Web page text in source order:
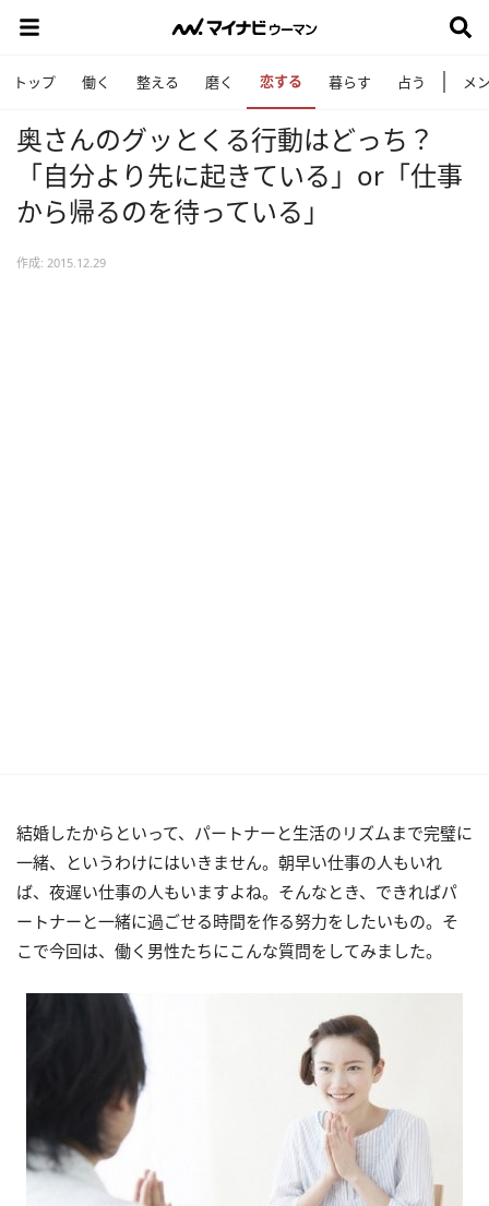
トップ 働く 整える 磨く 恋する 暮らす 占う メ
奥さんのグッとくる行動はどっち？
「自分より先に起きている」or「仕事
から帰るのを待っている」
作成: 2015.12.29
結婚したからといって、パートナーと生活のリズムまで完璧に
一緒、というわけにはいきません。朝早い仕事の人もいれ
ば、夜遅い仕事の人もいますよね。そんなとき、できればパ
ートナーと一緒に過ごせる時間を作る努力をしたいもの。そ
こで今回は、働く男性たちにこんな質問をしてみました。